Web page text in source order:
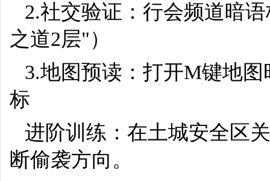
2.社交验证：行会频道暗
之道2层"）
3.地图预读：打开M键地
标
进阶训练：在土城安全区
断偷袭方向。